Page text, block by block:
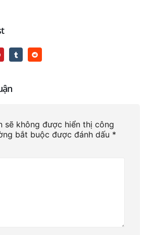
sẽ không được hiển thị công
bắt buộc được đánh dấu *